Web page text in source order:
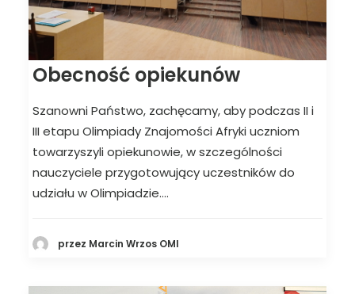
Obecność opiekunów
Szanowni Państwo, zachęcamy, aby podczas II i
III etapu Olimpiady Znajomości Afryki uczniom
towarzyszyli opiekunowie, w szczególności
nauczyciele przygotowujący uczestników do
udziału w Olimpiadzie.…
przez Marcin Wrzos OMI